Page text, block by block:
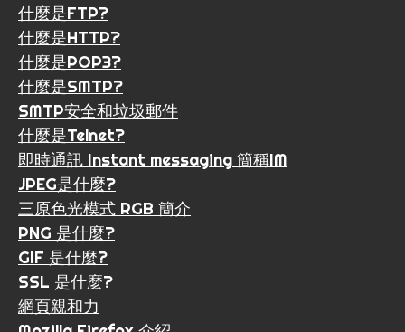
什麼是FTP?
什麼是HTTP?
什麼是POP3?
什麼是SMTP?
SMTP安全和垃圾郵件
什麼是Telnet?
即時通訊 Instant messaging 簡稱IM
JPEG是什麼?
三原色光模式 RGB 簡介
PNG 是什麼?
GIF 是什麼?
SSL 是什麼?
網頁親和力